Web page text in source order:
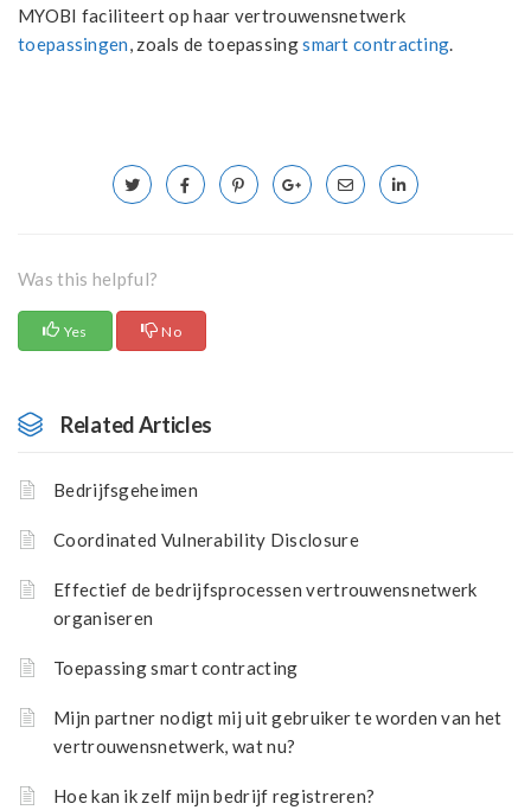
MYOBI faciliteert op haar vertrouwensnetwerk
toepassingen, zoals de toepassingsmart contracting.
Was this helpful?
Yes No
Related Articles
Bedrijfsgeheimen
Coordinated Vulnerability Disclosure
Effectief de bedrijfsprocessen vertrouwensnetwerk
organiseren
Toepassing smart contracting
Mijn partner nodigt mij uit gebruiker te worden van het
vertrouwensnetwerk, wat nu?
Hoe kan ik zelf mijn bedrijf registreren?